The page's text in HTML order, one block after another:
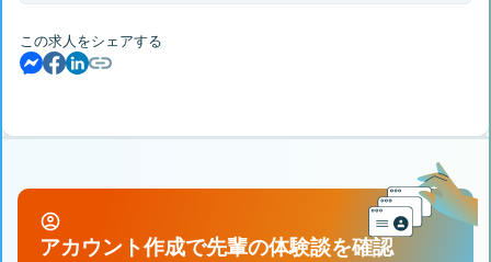
この求人をシェアする
アカウント作成で先輩の体験談を確認